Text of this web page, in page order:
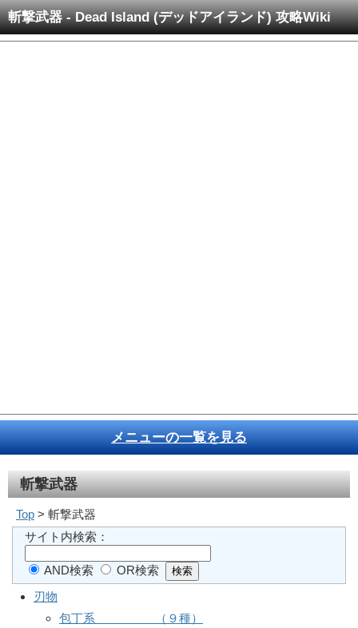
斬撃武器 - Dead Island (デッドアイランド) 攻略Wiki
メニューの一覧を見る
斬撃武器
Top > 斬撃武器
サイト内検索：
AND検索
OR検索
刃物
包丁系 （９種）